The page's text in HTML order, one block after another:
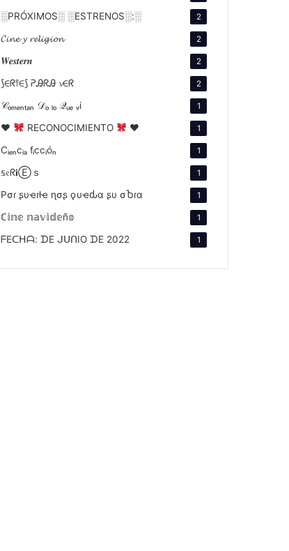
░PRÓXIMOS░ ░ESTRENOS░:░ 2
𝓒𝓲𝓷𝓮 𝔂 𝓻𝓮𝓵𝓲𝓰𝓲𝓸𝓷 2
𝑾𝒆𝒔𝒕𝒆𝒓𝒏 2
⟆∈ᖇ⫯∈⟆ ᕈᎯᖇᎯ 𝓿∈ᖇ 2
𝒞ₒₘₑₙₜₐₙ 𝒟ₒ ₗₒ 𝒬ᵤₑ ᵥi 1
♥ RECONOCIMIENTO ♥ 1
Cᵢₑₙcᵢₐ fᵢccᵢóₙ 1
𝕤𝔢ᖇ𝐢Ⓔｓ 1
Pσɾ ʂυҽɾƚҽ ɳσʂ ϙυҽԃα ʂυ σႦɾα 1
ℂ𝕚𝕟𝕖 𝕟𝕒𝕧𝕚𝕕𝕖ñ𝕠 1
ᖴEᑕᕼᗩ: ᗪE ᒍᑌᑎIO ᗪE 2022 1